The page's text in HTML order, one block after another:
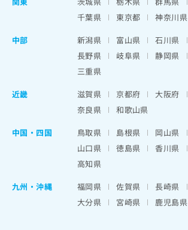
千葉県
東京都 神奈川県
中部
新潟県 富山県 石川県
長野県
岐阜県 静岡県
三重県
近畿
滋賀県 京都府 大阪府
奈良県
和歌山県
中国・四国
鳥取県 島根県 岡山県
山口県
徳島県 香川県
高知県
九州・沖縄
福岡県 佐賀県 長崎県
大分県
宮崎県 鹿児島県